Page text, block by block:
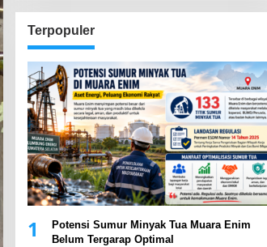
Terpopuler
1
Potensi Sumur Minyak Tua Muara Enim
Belum Tergarap Optimal